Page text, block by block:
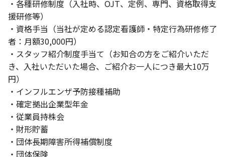
・各種研修制度（入社時、OJT、定例、専門、資格取得支
援研修等）
・資格手当（当社が定める認定看護師・特定行為研修修了
者：月額30,000円）
・スタッフ紹介制度手当て（お知合の方をご紹介いただ
き、入社いただいた場合、ご紹介お一人につき最大10万
円）
・インフルエンザ予防接種補助
・確定拠出企業型年金
・従業員持株会
・財形貯蓄
・団体長期障害所得補償制度
・団体保険